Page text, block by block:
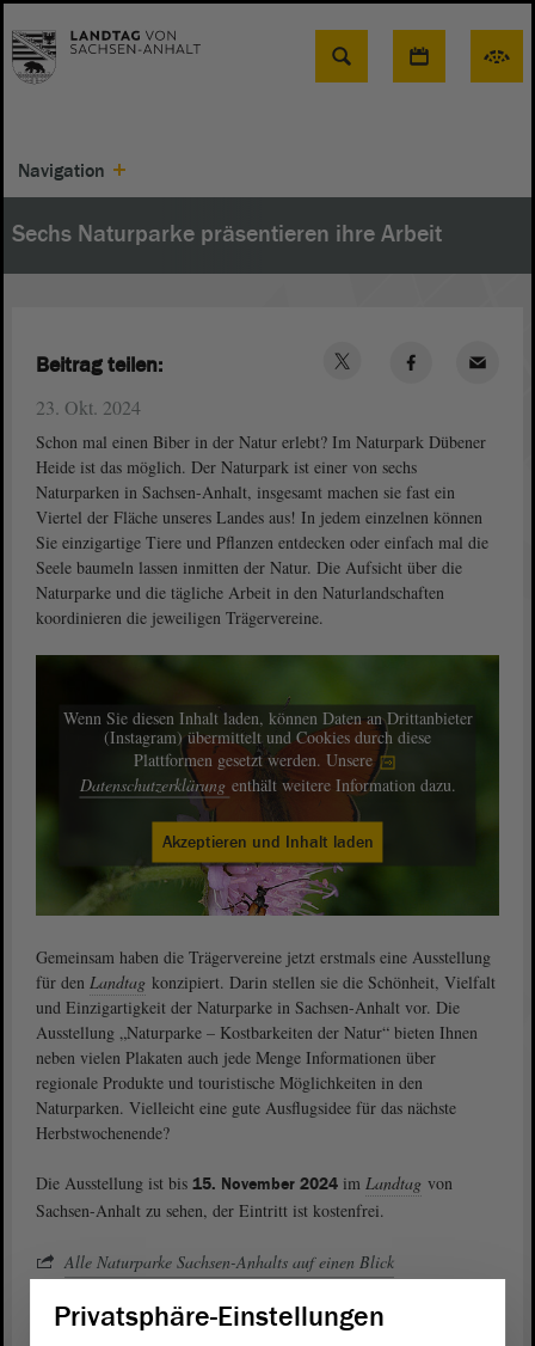
Suche
Navigation
Sechs Naturparke präsentieren ihre Arbeit
23. Okt. 2024
Schon mal einen Biber in der Natur erlebt? Im Naturpark Dübener
Heide ist das möglich. Der Naturpark ist einer von sechs
Naturparken in Sachsen-Anhalt, insgesamt machen sie fast ein
Viertel der Fläche unseres Landes aus! In jedem einzelnen können
Sie einzigartige Tiere und Pflanzen entdecken oder einfach mal die
Seele baumeln lassen inmitten der Natur. Die Aufsicht über die
Naturparke und die tägliche Arbeit in den Naturlandschaften
koordinieren die jeweiligen Trägervereine.
Wenn Sie diesen Inhalt laden, können Daten an Drittanbieter
(Instagram) übermittelt und Cookies durch diese
Plattformen gesetzt werden. Unsere
Datenschutzerklärung enthält weitere Information dazu.
Akzeptieren und Inhalt laden
Gemeinsam haben die Trägervereine jetzt erstmals eine Ausstellung
für den Landtag konzipiert. Darin stellen sie die Schönheit, Vielfalt
und Einzigartigkeit der Naturparke in Sachsen-Anhalt vor. Die
Ausstellung „Naturparke – Kostbarkeiten der Natur“ bieten Ihnen
neben vielen Plakaten auch jede Menge Informationen über
regionale Produkte und touristische Möglichkeiten in den
Naturparken. Vielleicht eine gute Ausflugsidee für das nächste
Herbstwochenende?
Die Ausstellung ist bis 15. November 2024 im Landtag von
Sachsen-Anhalt zu sehen, der Eintritt ist kostenfrei.
Alle Naturparke Sachsen-Anhalts auf einen Blick
Beitrag teilen:
Privatsphäre-Einstellungen